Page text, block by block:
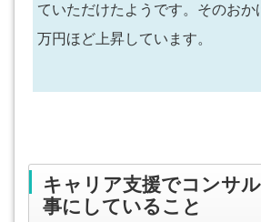
ていただけたようです。そのおか
万円ほど上昇しています。
キャリア支援でコンサ
事にしていること